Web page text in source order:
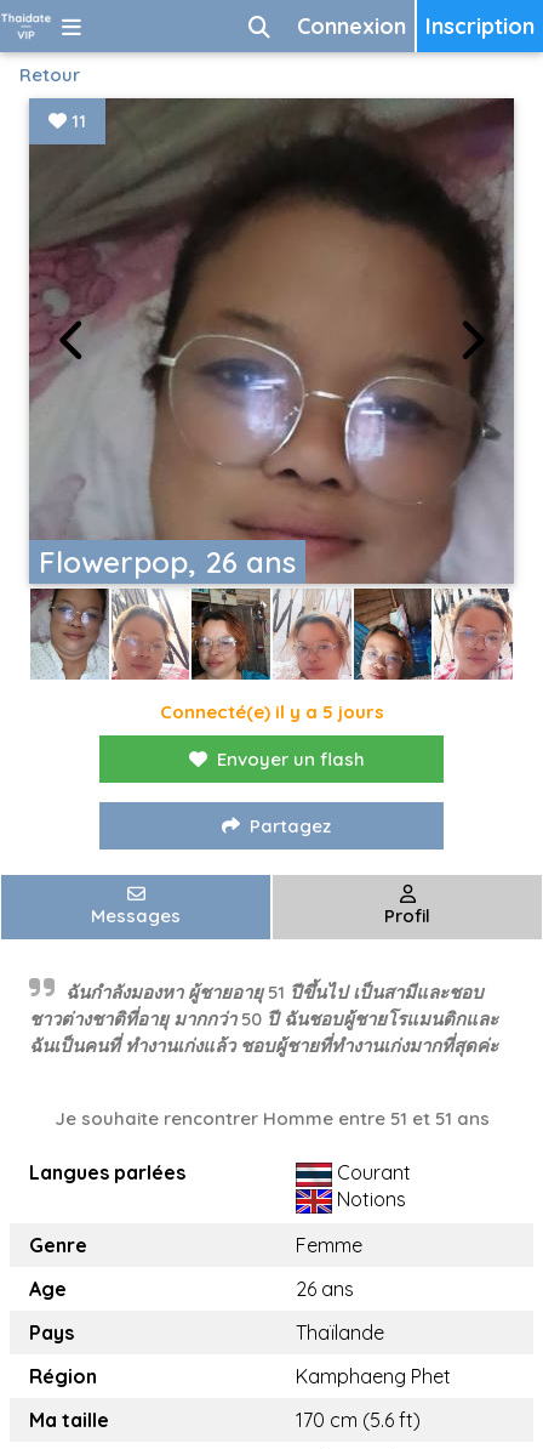
Inscription
Connexion
Retour
Flowerpop, 26 ans
11
Connecté(e) il y a 5 jours
Envoyer un flash
Partagez
Messages Profil
ฉันกำลังมองหา ผู้ชายอายุ 51 ปีขึ้นไป เป็นสามีและชอบ
ชาวต่างชาติที่อายุ มากกว่า 50 ปี ฉันชอบผู้ชายโรแมนติกและ
ฉันเป็นคนที่ ทำงานเก่งแล้ว ชอบผู้ชายที่ทำงานเก่งมากที่สุดค่ะ
Je souhaite rencontrer Homme entre 51 et 51 ans
Langues parlées
Courant
Notions
Genre
Femme
Age
26 ans
Pays
Thaïlande
Région
Kamphaeng Phet
Ma taille
170 cm (5.6 ft)